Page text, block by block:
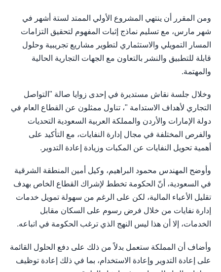
ومن المقرر أن ينتهي المشروع الأولي الممتد لستة أشهر في
شهر مارس، مع تسليم نماذج إثبات المفهوم لتحقيق التزامات
المسار التمويلي والاستثماري لتطوير مشاريع تجريبية وحلول
قابلة للتطبيق والنشر بالتعاون مع الجهات التجارية الحالية
والمهتمة.
وخلال جلسة نقاش مستديرة في إحدى زوايا صالة "التواصل
التجاري لأهداف الاستدامة "، تناول ممثلون عن القطاع العام في
دولة الإمارات والأردن والمملكة العربية السعودية التحديات
والفرص المختلفة في مجال إدارة النفايات، مع التأكيد على
أهمية تحويل النفايات عن المكبات وزيادة إعادة التدوير.
وأوضح المهندس محمود البراهيم، وكيل أمين المنطقة الشرقية
في السعودية، أنّ الحكومة تخطط لإشراك القطاع الخاص بهدف
تقليل الأعباء المالية، لكن على الرغم من سهولة تمويل خدمات
إدارة نفايات من خلال فرض رسوم على السكان مقابل
الخدمات، إلا أن هذا ليس النهج الذي ترغب الحكومة في اتباعه.
وأضاف أن المملكة ستعمل بدلاً من ذلك على دفع الحلول القائمة
على إعادة التدوير وإعادة الاستخدام، بما في ذلك إعادة توظيف